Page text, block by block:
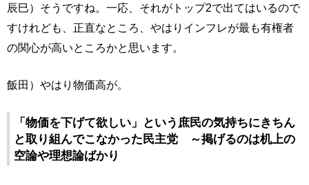
辰巳）そうですね。一応、それがトップ2で出てはいるので
すけれども、正直なところ、やはりインフレが最も有権者
の関心が高いところかと思います。
飯田）やはり物価高が。
「物価を下げて欲しい」という庶民の気持ちにきちん
と取り組んでこなかった民主党 ～掲げるのは机上の
空論や理想論ばかり